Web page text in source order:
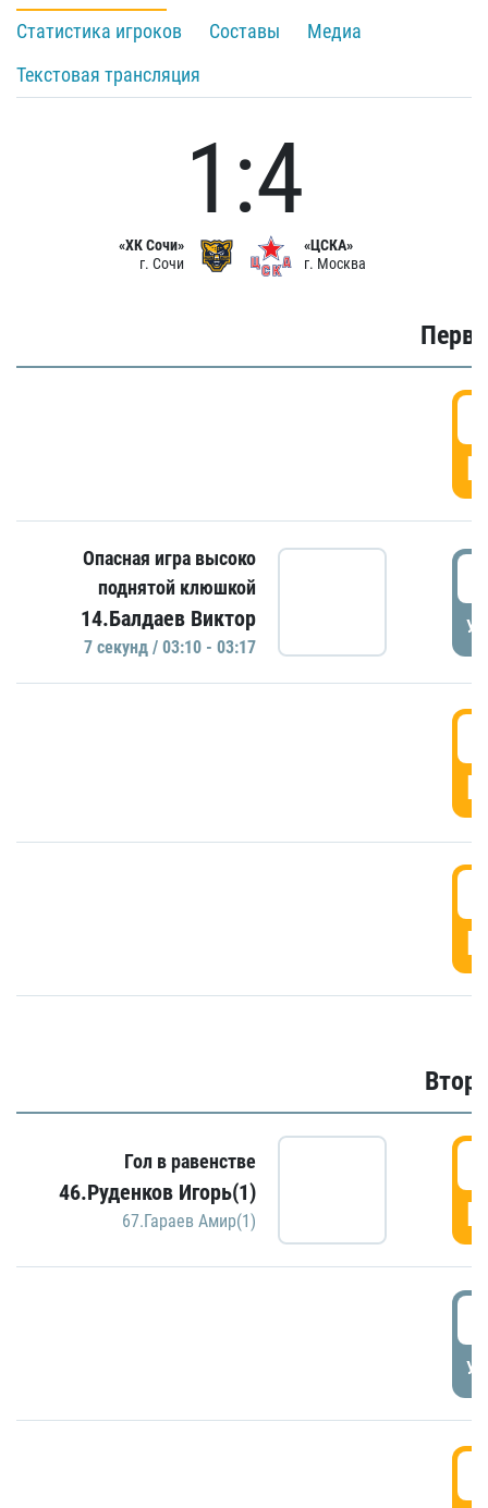
Статистика игроков
Составы
Медиа
Текстовая трансляция
«ХК Сочи»
г. Сочи
1:4
«ЦСКА»
г. Москва
Опасная игра высоко
поднятой клюшкой
14.Балдаев Виктор
7 секунд / 03:10 - 03:17
Гол в равенстве
46.Руденков Игорь(1)
67.Гараев Амир(1)